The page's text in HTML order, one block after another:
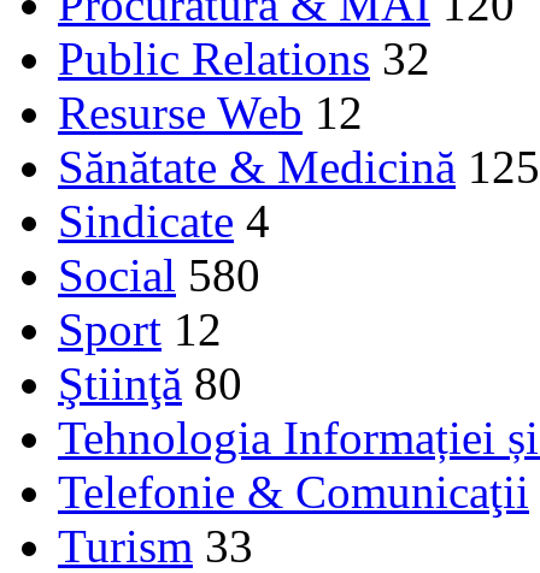
Public Relations 32
Resurse Web 12
Sănătate & Medicină 125
Sindicate 4
Social 580
Sport 12
Ştiinţă 80
Tehnologia Informației
Telefonie & Comunicaţii
Turism 33